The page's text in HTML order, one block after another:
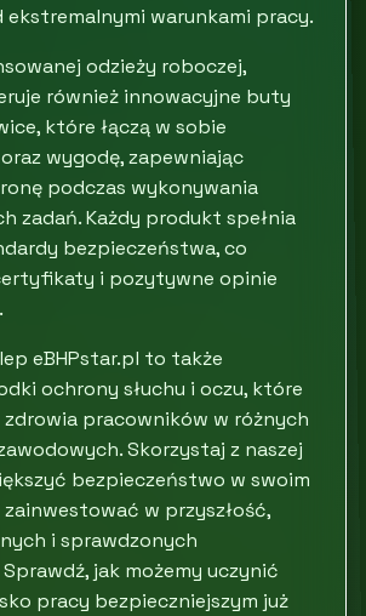
ekstremalnymi warunkami pracy.
odzieży roboczej,
również innowacyjne buty
które łączą w sobie
wygodę, zapewniając
podczas wykonywania
zadań. Każdy produkt spełnia
bezpieczeństwa, co
i pozytywne opinie
eBHPstar.pl to także
ochrony słuchu i oczu, które
pracowników w różnych
Skorzystaj z naszej
bezpieczeństwo w swoim
w przyszłość,
i sprawdzonych
jak możemy uczynić
pracy bezpieczniejszym już